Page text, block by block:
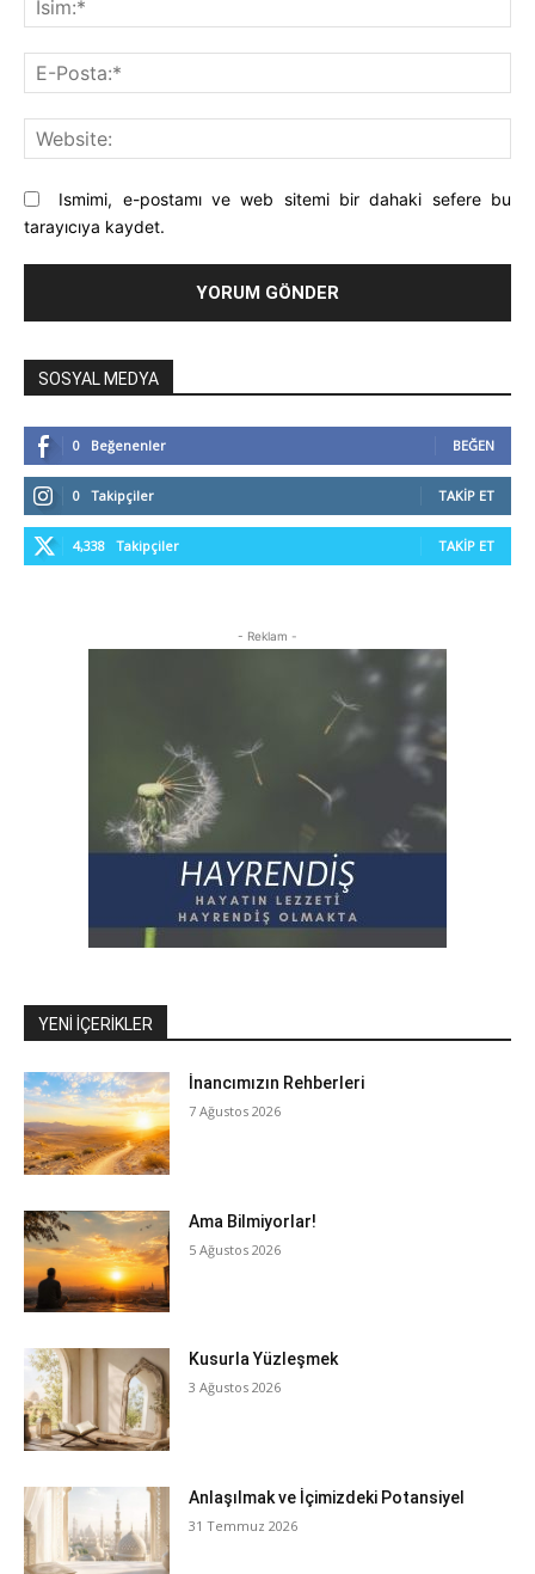
Ismimi, e-postamı ve web sitemi bir dahaki sefere bu
tarayıcıya kaydet.
SOSYAL MEDYA
0 Beğenenler BEĞEN
0 Takipçiler TAKIP ET
4,338 Takipçiler TAKIP ET
- Reklam -
YENI İÇERIKLER
İnancımızın Rehberleri
7 Ağustos 2026
Ama Bilmiyorlar!
5 Ağustos 2026
Kusurla Yüzleşmek
3 Ağustos 2026
Anlaşılmak ve İçimizdeki Potansiyel
31 Temmuz 2026